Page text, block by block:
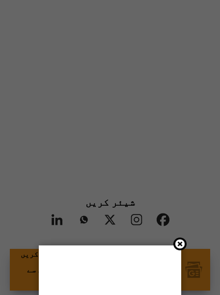
شیئر کریں
گوگل نیوز پر ٹائمز آف کراچی کو فالو کریں
اور اپنی پسندیدہ مواد کو زیادہ تیزی سے